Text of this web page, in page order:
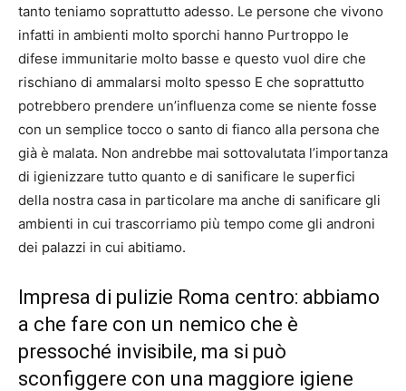
tanto teniamo soprattutto adesso. Le persone che vivono
infatti in ambienti molto sporchi hanno Purtroppo le
difese immunitarie molto basse e questo vuol dire che
rischiano di ammalarsi molto spesso E che soprattutto
potrebbero prendere un’influenza come se niente fosse
con un semplice tocco o santo di fianco alla persona che
già è malata. Non andrebbe mai sottovalutata l’importanza
di igienizzare tutto quanto e di sanificare le superfici
della nostra casa in particolare ma anche di sanificare gli
ambienti in cui trascorriamo più tempo come gli androni
dei palazzi in cui abitiamo.
Impresa di pulizie Roma centro: abbiamo
a che fare con un nemico che è
pressoché invisibile, ma si può
sconfiggere con una maggiore igiene